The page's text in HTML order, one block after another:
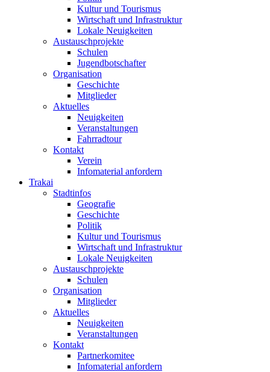
Kultur und Tourismus
Wirtschaft und Infrastruktur
Lokale Neuigkeiten
Austauschprojekte
Schulen
Jugendbotschafter
Organisation
Geschichte
Mitglieder
Aktuelles
Neuigkeiten
Veranstaltungen
Fahrradtour
Kontakt
Verein
Infomaterial anfordern
Trakai
Stadtinfos
Geografie
Geschichte
Politik
Kultur und Tourismus
Wirtschaft und Infrastruktur
Lokale Neuigkeiten
Austauschprojekte
Schulen
Organisation
Mitglieder
Aktuelles
Neuigkeiten
Veranstaltungen
Kontakt
Partnerkomitee
Infomaterial anfordern